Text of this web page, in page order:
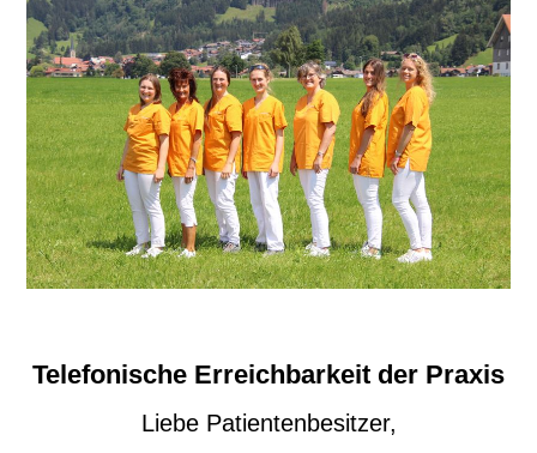
Telefonische Erreichbarkeit der Praxis
Liebe Patientenbesitzer,